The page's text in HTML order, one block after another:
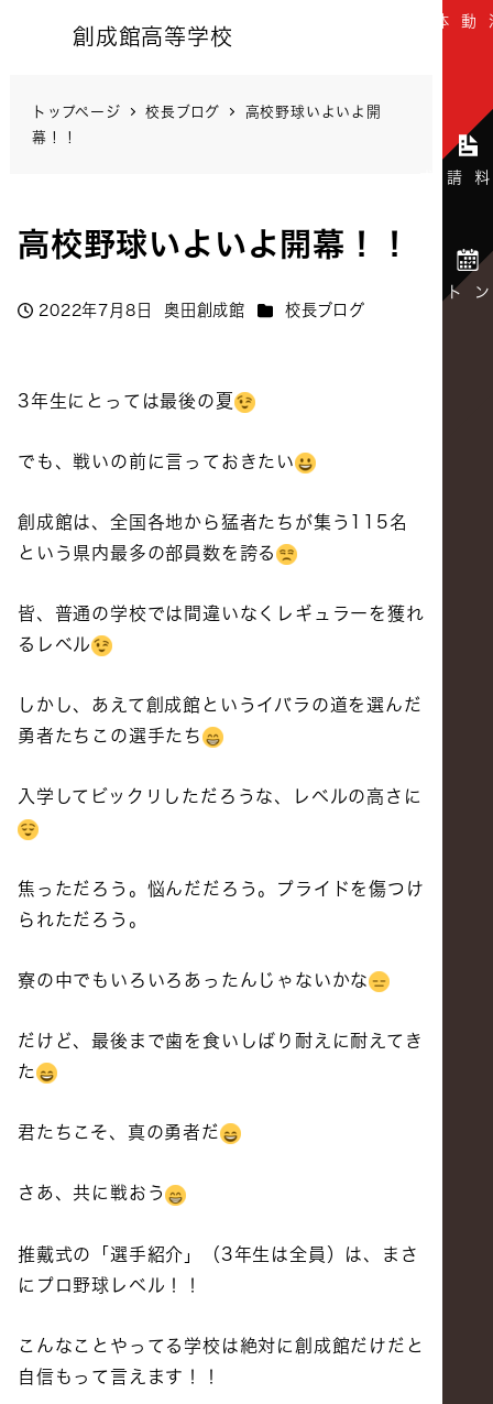
創成館高等学校
トップページ 校長ブログ
高校野球いよいよ開
幕！！
高校野球いよいよ開幕！！
投稿日
2022年7月8日
著
奥田創成館 カテゴリー
校長ブログ
3年生にとっては最後の夏
でも、戦いの前に言っておきたい
創成館は、全国各地から猛者たちが集う115名
という県内最多の部員数を誇る
皆、普通の学校では間違いなくレギュラーを獲れ
るレベル
しかし、あえて創成館というイバラの道を選んだ
勇者たちこの選手たち
入学してビックリしただろうな、レベルの高さに
焦っただろう。悩んだだろう。プライドを傷つけ
られただろう。
寮の中でもいろいろあったんじゃないかな
だけど、最後まで歯を食いしばり耐えに耐えてき
た
君たちこそ、真の勇者だ
さあ、共に戦おう
推戴式の「選手紹介」（3年生は全員）は、まさ
にプロ野球レベル！！
こんなことやってる学校は絶対に創成館だけだと
自信もって言えます！！